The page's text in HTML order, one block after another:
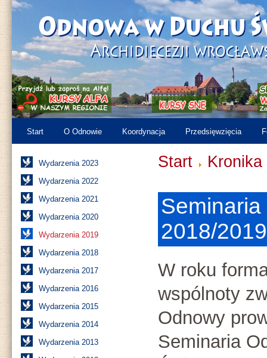
Start O Odnowie Koordynacja Przedsięwzięcia
Wydarzenia 2023
Wydarzenia 2022
Wydarzenia 2021
Wydarzenia 2020
Wydarzenia 2019
Wydarzenia 2018
Wydarzenia 2017
Wydarzenia 2016
Wydarzenia 2015
Wydarzenia 2014
Wydarzenia 2013
Start Kronika
2018/2019
W roku
wspólnoty
Odnowy
Seminaria